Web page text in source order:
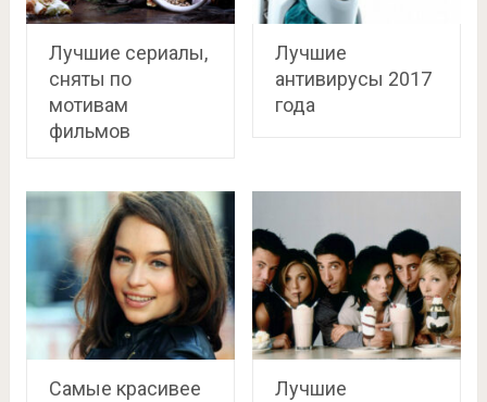
Лучшие сериалы,
сняты по
мотивам
фильмов
Лучшие
антивирусы 2017
года
Самые красивее
Лучшие